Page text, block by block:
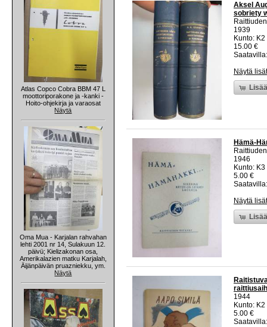
Atlas Copco Cobra BBM 47 L
moottoriporakone ja -kanki -
Hoito-ohjekirja ja varaosat
Näytä
Oma Mua - Karjalan rahvahan
lehti 2001 nr 14, Sulakuun 12.
päivü; Kielizakonan osa,
Amerikalazien matku Karjalah,
Äijänpäivän pruazniekku, ym.
Näytä
Aksel
sobriety
1939
Kunto:
15.00 €
Näytä
Hämä-
1946
Kunto:
5.00 €
Näytä
1944
Kunto:
5.00 €